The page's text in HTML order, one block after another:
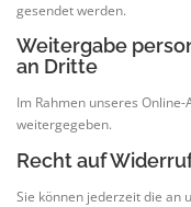
gesendet werden.
Weitergabe
an Dritte
Im Rahmen unseres
weitergegeben.
Recht auf
Sie können jederzeit die an